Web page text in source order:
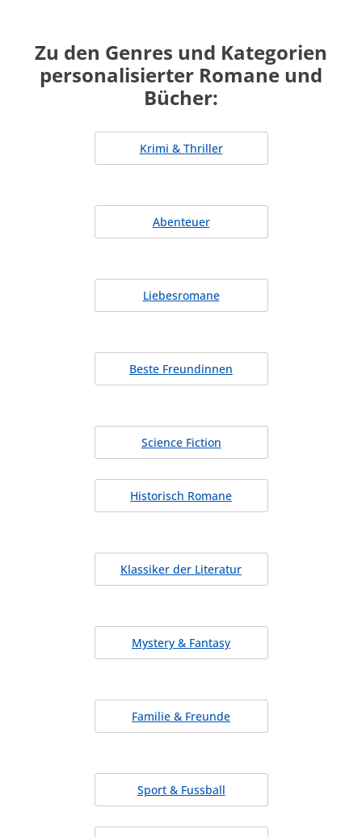
Zu den Genres und Kategorien
personalisierter Romane und
Bücher:
Krimi & Thriller
Abenteuer
Liebesromane
Beste Freundinnen
Science Fiction
Historisch Romane
Klassiker der Literatur
Mystery & Fantasy
Familie & Freunde
Sport & Fussball